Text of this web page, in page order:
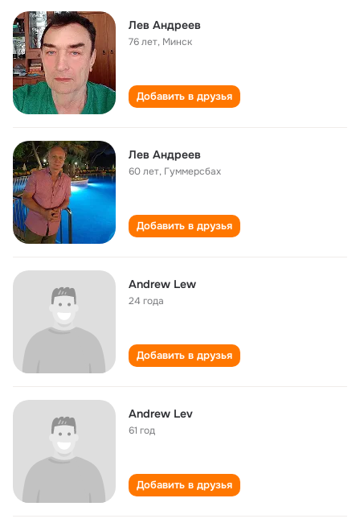
Лев Андреев
76 лет, Минск
Добавить в друзья
Лев Андреев
60 лет, Гуммерсбах
Добавить в друзья
Andrew Lew
24 года
Добавить в друзья
Andrew Lev
61 год
Добавить в друзья